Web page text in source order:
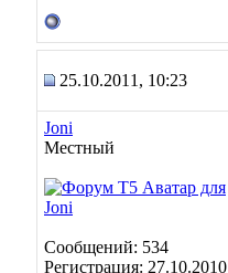
25.10.2011, 10:23
Joni
Местный
Сообщений: 534
Регистрация: 27.10.2010